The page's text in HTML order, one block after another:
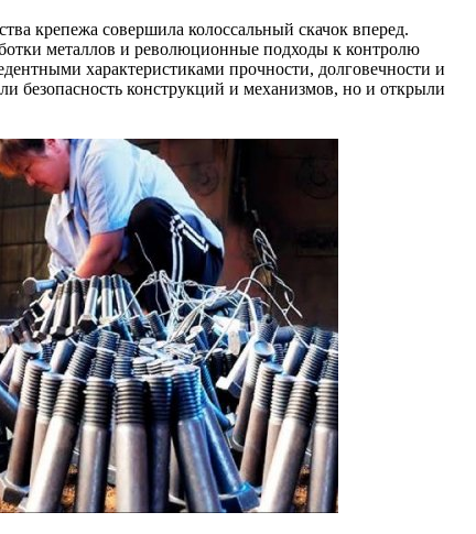
крепежа совершила колоссальный скачок вперед.
металлов и революционные подходы к контролю
характеристиками прочности, долговечности и
безопасность конструкций и механизмов, но и открыли